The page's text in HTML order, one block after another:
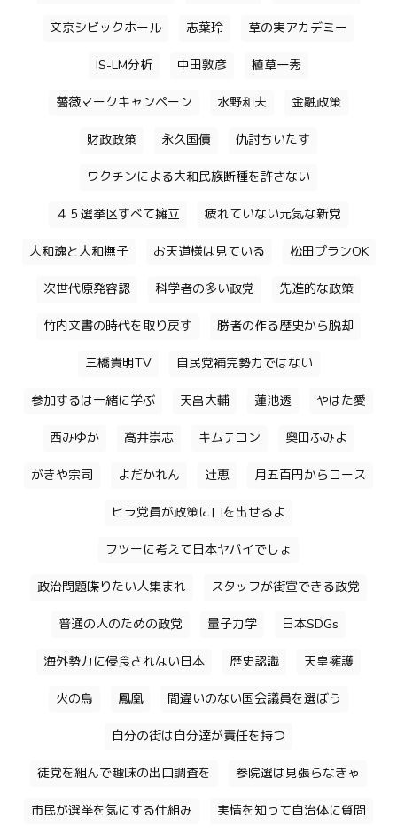
文京シビックホール 志葉玲 草の実アカデミー
IS-LM分析 中田敦彦 植草一秀
薔薇マークキャンペーン 水野和夫 金融政策
財政政策 永久国債 仇討ちいたす
ワクチンによる大和民族断種を許さない
４５選挙区すべて擁立 疲れていない元気な新党
大和魂と大和撫子 お天道様は見ている 松田プランOK
次世代原発容認 科学者の多い政党 先進的な政策
竹内文書の時代を取り戻す 勝者の作る歴史から脱却
三橋貴明TV 自民党補完勢力ではない
参加するは一緒に学ぶ 天畠大輔 蓮池透 やはた愛
西みゆか 高井崇志 キムテヨン 奥田ふみよ
がきや宗司 よだかれん 辻恵 月五百円からコース
ヒラ党員が政策に口を出せるよ
フツーに考えて日本ヤバイでしょ
政治問題喋りたい人集まれ スタッフが街宣できる政党
普通の人のための政党 量子力学 日本SDGs
海外勢力に侵食されない日本 歴史認識 天皇擁護
火の鳥 鳳凰 間違いのない国会議員を選ぼう
自分の街は自分達が責任を持つ
徒党を組んで趣味の出口調査を 参院選は見張らなきゃ
市民が選挙を気にする仕組み 実情を知って自治体に質問